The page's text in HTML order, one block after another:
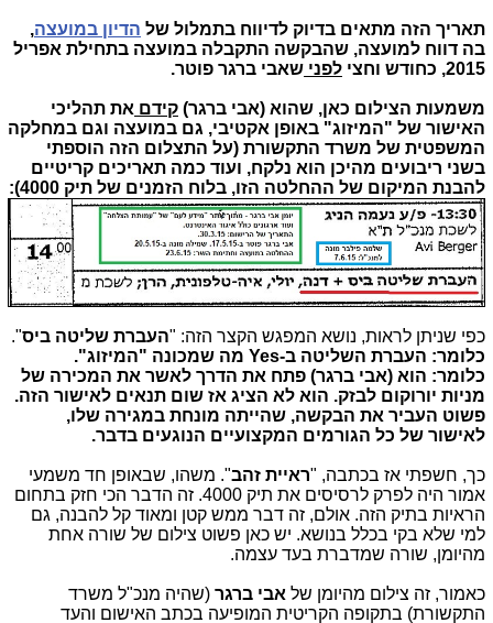
תאריך הזה מתאים בדיוק לדיווח בתמלול של הדיון במועצה,
בה דווח למועצה, שהבקשה התקבלה במועצה בתחילת אפריל
2015, כחודש וחצי
לפני שאבי ברגר פוטר.
משמעות הצילום כאן, שהוא (אבי ברגר) קידם את תהליכי
האישור של "המיזוג" באופן אקטיבי, גם במועצה וגם במחלקה
המשפטית של משרד התקשורת (על התצלום הזה הוספתי
בשני ריבועיםמהיכן הוא נלקח, ועוד כמה תאריכים קריטיים
להבנת המיקום של ההחלטה הזו, בלוח הזמנים של תיק 4000)
:
כפי שניתן לראות, נושא המפגש הקצר הזה: "העברת שליטה ביס".
כלומר: העברת השליטה ב-Yes מה שמכונה "המיזוג".
כלומר: הוא (אבי ברגר) פתחאת הדרך לאשר את המכירה של
מניות יורוקום לבזק. הוא לא הציג אז שום תנאים לאישור הזה.
פשוט העביר את הבקשה, שהייתה מונחת במגירה שלו,
לאישור של כל הגורמים המקצועיים הנוגעים בדבר.
כך, חשפתי אז בכתבה, "ראיית זהב". משהו, שבאופן חד משמעי
אמור היה לפרק לרסיסים את תיק 4000. זה הדבר הכי חזק בתחום
הראיות בתיק הזה. אולם, זה דבר ממש קטן ומאוד קל להבנה, גם
למי שלא בקי בכלל בנושא. יש כאן פשוט צילום של שורה אחת
מהיומן, שורה שמדברת בעד עצמה.
כאמור, זה צילום מהיומן של אבי ברגר(שהיה מנכ"ל משרד
התקשורת) בתקופה הקריטית המופיעה בכתב האישום והעד